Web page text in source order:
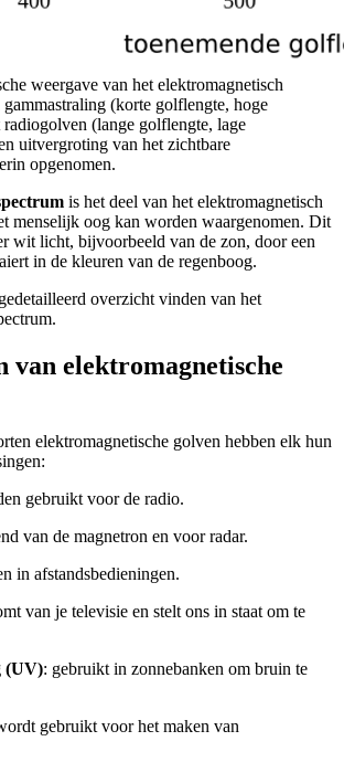
weergave van het elektromagnetisch
gammastraling (korte golflengte, hoge
(lange golflengte, lage
uitvergroting van het zichtbare
opgenomen.
is het deel van het elektromagnetisch
menselijk oog kan worden waargenomen. Dit
wit licht, bijvoorbeeld van de zon, door een
in de kleuren van de regenboog.
overzicht vinden van het
van elektromagnetische
elektromagnetische golven hebben elk hun
gebruikt voor de radio.
van de magnetron en voor radar.
in afstandsbedieningen.
van je televisie en stelt ons in staat om te
(UV): gebruikt in zonnebanken om bruin te
gebruikt voor het maken van